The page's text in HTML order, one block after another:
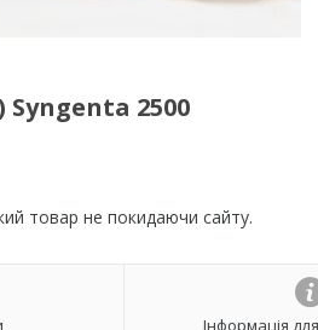
Syngenta 2500
товар не покидаючи сайту.
Інформація